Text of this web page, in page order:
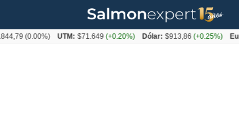
UTM: $71.649(+0.20%) Dólar: $913,86(+0.25%) Euro: